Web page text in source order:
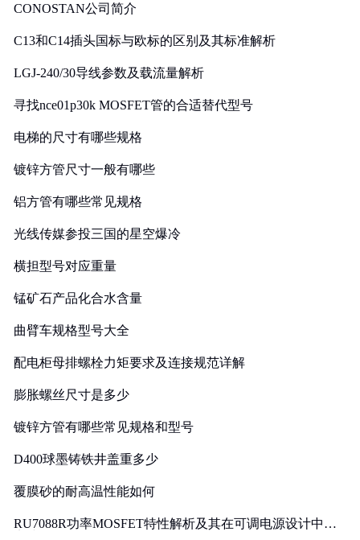
CONOSTAN公司简介
C13和C14插头国标与欧标的区别及其标准解析
LGJ-240/30导线参数及载流量解析
寻找nce01p30k MOSFET管的合适替代型号
电梯的尺寸有哪些规格
镀锌方管尺寸一般有哪些
铝方管有哪些常见规格
光线传媒参投三国的星空爆冷
横担型号对应重量
锰矿石产品化合水含量
曲臂车规格型号大全
配电柜母排螺栓力矩要求及连接规范详解
膨胀螺丝尺寸是多少
镀锌方管有哪些常见规格和型号
D400球墨铸铁井盖重多少
覆膜砂的耐高温性能如何
RU7088R功率MOSFET特性解析及其在可调电源设计中的